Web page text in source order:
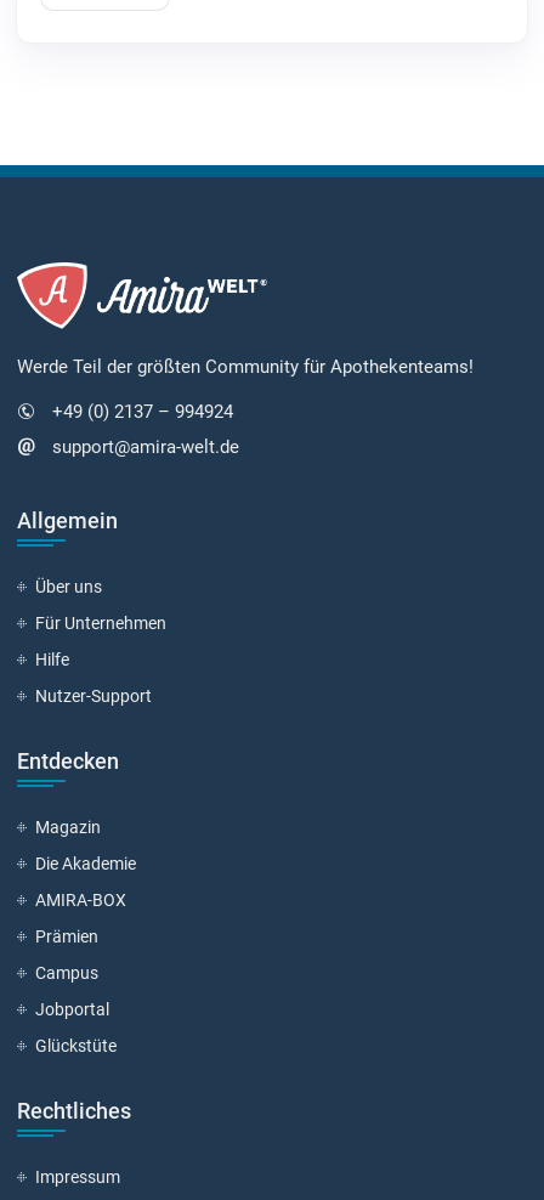
Werde Teil der größten Community für Apothekenteams!
+49 (0) 2137 – 994924
support@amira-welt.de
Allgemein
Über uns
Für Unternehmen
Hilfe
Nutzer-Support
Entdecken
Magazin
Die Akademie
AMIRA-BOX
Prämien
Campus
Jobportal
Glückstüte
Rechtliches
Impressum